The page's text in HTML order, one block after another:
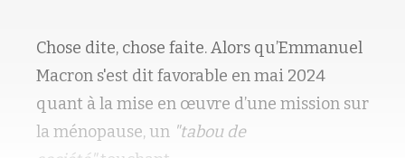
Chose dite, chose faite. Alors qu’Emmanuel
Macron s'est dit favorable en mai 2024
quant à la mise en œuvre d’une mission sur
la ménopause, un "tabou de